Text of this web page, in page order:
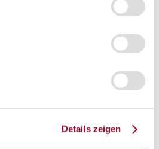
Details zeigen